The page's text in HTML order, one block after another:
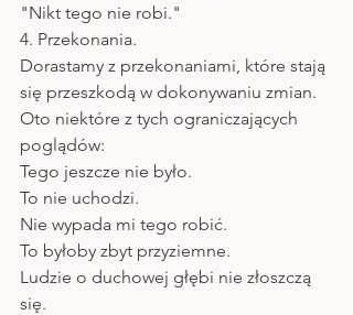
"Nikt tego nie robi."
4. Przekonania.
Dorastamy z przekonaniami, które stają
się przeszkodą w dokonywaniu zmian.
Oto niektóre z tych ograniczających
poglądów:
Tego jeszcze nie było.
To nie uchodzi.
Nie wypada mi tego robić.
To byłoby zbyt przyziemne.
Ludzie o duchowej głębi nie złoszczą
się.